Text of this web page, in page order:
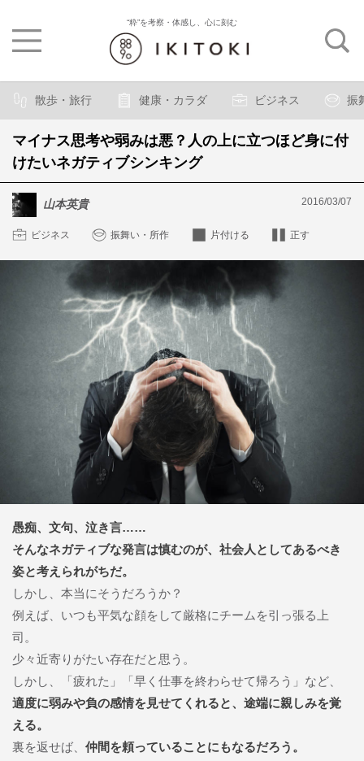
“粋”を考察・体感し、心に刻む
散歩・旅行 健康・カラダ ビジネス 振
マイナス思考や弱みは悪？人の上に立つほど身に付
けたいネガティブシンキング
山本英貴 2016/03/07
ビジネス 振舞い・所作 片付ける 正す
愚痴、文句、泣き言……
そんなネガティブな発言は慎むのが、社会人としてあるべき
姿と考えられがちだ。
しかし、本当にそうだろうか？
例えば、いつも平気な顔をして厳格にチームを引っ張る上
司。
少々近寄りがたい存在だと思う。
しかし、「疲れた」「早く仕事を終わらせて帰ろう」など、
適度に弱みや負の感情を見せてくれると、途端に親しみを覚
える。
裏を返せば、 仲間を頼っていることにもなるだろう。